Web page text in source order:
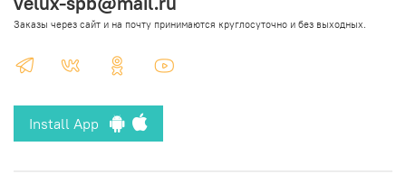
Install App
Заказы через сайт и на почту принимаются круглосуточно и без выходных.